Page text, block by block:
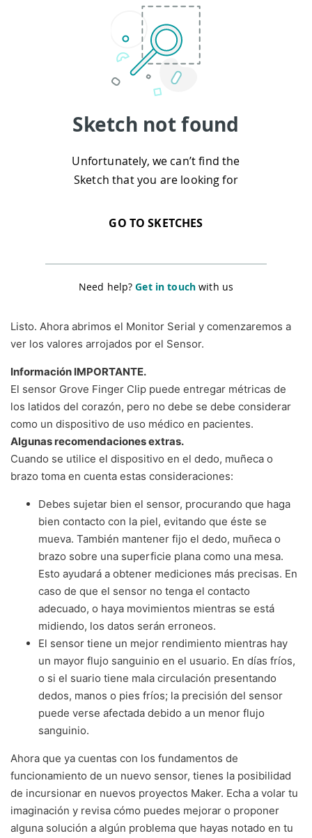
Listo. Ahora abrimos el Monitor Serial y comenzaremos a
ver los valores arrojados por el Sensor.
Información IMPORTANTE.
El sensor Grove Finger Clip puede entregar métricas de
los latidos del corazón, pero no debe se debe considerar
como un dispositivo de uso médico en pacientes.
Algunas recomendaciones extras.
Cuando se utilice el dispositivo en el dedo, muñeca o
brazo toma en cuenta estas consideraciones:
Debes sujetar bien el sensor, procurando que haga
bien contacto con la piel, evitando que éste se
mueva. También mantener fijo el dedo, muñeca o
brazo sobre una superficie plana como una mesa.
Esto ayudará a obtener mediciones más precisas. En
caso de que el sensor no tenga el contacto
adecuado, o haya movimientos mientras se está
midiendo, los datos serán erroneos.
El sensor tiene un mejor rendimiento mientras hay
un mayor flujo sanguinio en el usuario. En días fríos,
o si el suario tiene mala circulación presentando
dedos, manos o pies fríos; la precisión del sensor
puede verse afectada debido a un menor flujo
sanguinio.
Ahora que ya cuentas con los fundamentos de
funcionamiento de un nuevo sensor, tienes la posibilidad
de incursionar en nuevos proyectos Maker. Echa a volar tu
imaginación y revisa cómo puedes mejorar o proponer
alguna solución a algún problema que hayas notado en tu